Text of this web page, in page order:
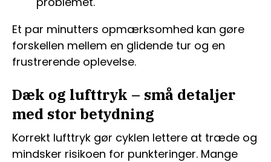
Et par minutters opmærksomhed kan gøre
forskellen mellem en glidende tur og en
frustrerende oplevelse.
Dæk og lufttryk – små detaljer
med stor betydning
Korrekt lufttryk gør cyklen lettere at træde og
mindsker risikoen for punkteringer. Mange